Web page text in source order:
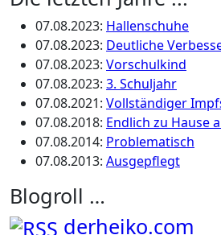
07.08.2023: Hallenschuhe
07.08.2023: Deutliche
07.08.2023: Vorschulkind
07.08.2023: 3. Schuljahr
07.08.2021: Vollständiger
07.08.2018: Endlich zu Hause
07.08.2014: Problematisch
07.08.2013: Ausgepflegt
Blogroll …
derheiko.com